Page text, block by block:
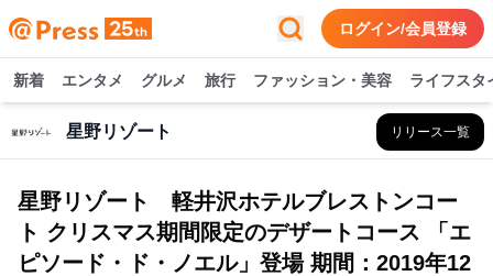
ログイン/会員登録
新着 エンタメ グルメ 旅行 ファッション・美容 ライフスタ
星野リゾート リリース一覧
星野リゾート 軽井沢ホテルブレストンコー
ト クリスマス期間限定のデザートコース 「エ
ピソード・ド・ノエル」登場 期間：2019年12